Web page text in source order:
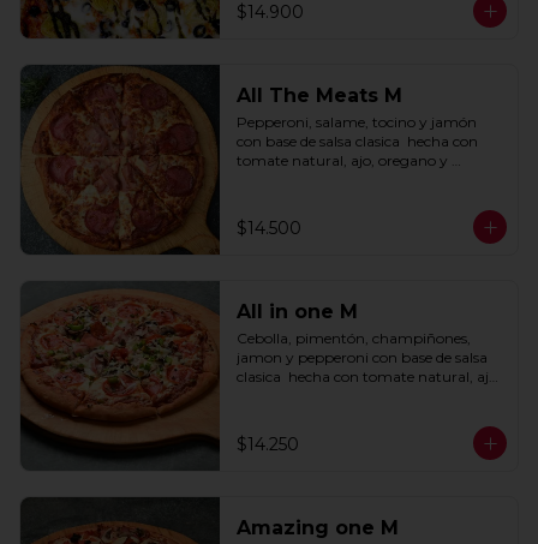
$14.900
All The Meats M
Pepperoni, salame, tocino y jamón
con base de salsa clasica  hecha con
tomate natural, ajo, oregano y
$14.500
All in one M
Cebolla, pimentón, champiñones,
jamon y pepperoni con base de salsa
clasica  hecha con tomate natural, ajo,
$14.250
Amazing one M